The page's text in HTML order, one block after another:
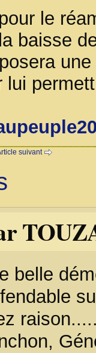
le
baisse
lui
suivant
belle